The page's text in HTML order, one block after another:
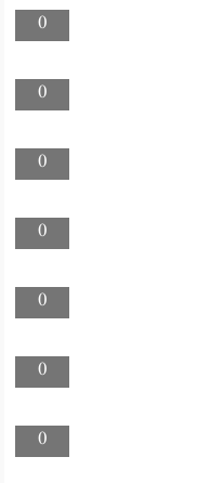
0
0
0
0
0
0
0